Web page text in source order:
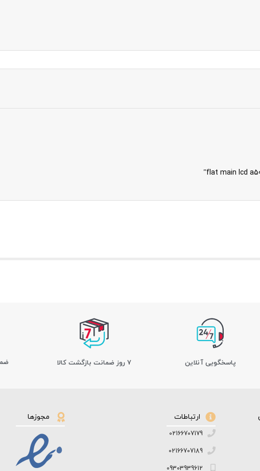
پاسخگویی آنلاین 7 روز ضمانت بازگشت کالا
ارتباطات
02166707179
02166707189
09303939612
مجوزها